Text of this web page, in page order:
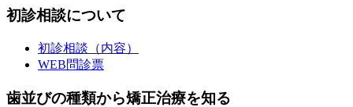
初診相談について
初診相談（内容）
WEB問診票
歯並びの種類から矯正治療を知る